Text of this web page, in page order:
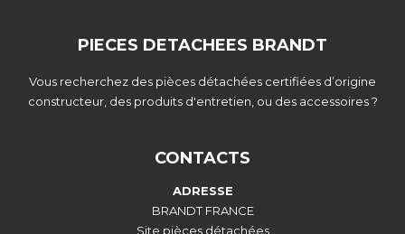
PIECES DETACHEES BRANDT
Vous recherchez des pièces détachées certifiées d’origine
constructeur, des produits d'entretien, ou des accessoires ?
CONTACTS
ADRESSE
BRANDT FRANCE
Site pièces détachées